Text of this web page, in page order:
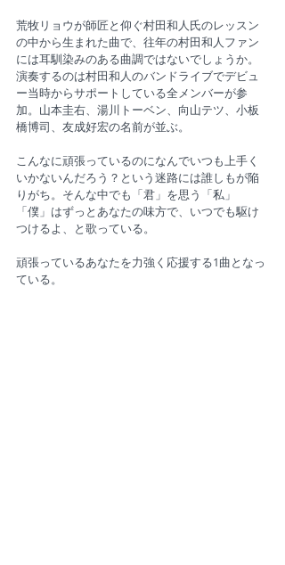
荒牧リョウが師匠と仰ぐ村田和人氏のレッスン
の中から生まれた曲で、往年の村田和人ファン
には耳馴染みのある曲調ではないでしょうか。
演奏するのは村田和人のバンドライブでデビュ
ー当時からサポートしている全メンバーが参
加。山本圭右、湯川トーベン、向山テツ、小板
橋博司、友成好宏の名前が並ぶ。
こんなに頑張っているのになんでいつも上手く
いかないんだろう？という迷路には誰しもが陥
りがち。そんな中でも「君」を思う「私」
「僕」はずっとあなたの味方で、いつでも駆け
つけるよ、と歌っている。
頑張っているあなたを力強く応援する1曲となっ
ている。